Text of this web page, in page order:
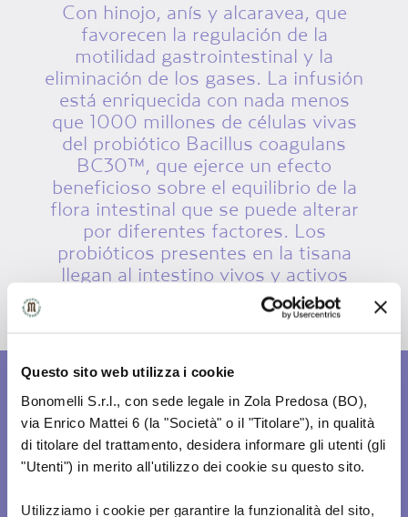
Questo sito web utilizza i cookie
Bonomelli S.r.l., con sede legale in Zola Predosa (BO),
via Enrico Mattei 6 (la "Società" o il "Titolare"), in qualità
di titolare del trattamento, desidera informare gli utenti (gli
"Utenti") in merito all'utilizzo dei cookie su questo sito.
Utilizziamo i cookie per garantire la funzionalità del sito,
Con hinojo, anís y alcaravea, que
favorecen la regulación de la
motilidad gastrointestinal y la
eliminación de los gases. La infusión
está enriquecida con nada menos
que 1000 millones de células vivas
del probiótico Bacillus coagulans
BC30™, que ejerce un efecto
beneficioso sobre el equilibrio de la
flora intestinal que se puede alterar
por diferentes factores. Los
probióticos presentes en la tisana
llegan al intestino vivos y activos
para desempeñar su función.
MODO DE
PREPARACIÓN